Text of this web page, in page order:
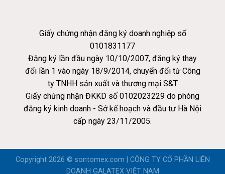
Giấy chứng nhận đăng ký doanh nghiệp số
0101831177
Đăng ký lần đầu ngày 10/10/2007, đăng ký thay
đổi lần 1 vào ngày 18/9/2014, chuyển đổi từ Công
ty TNHH sản xuất và thương mại S&T
Giấy chứng nhận ĐKKD số 0102023229 do phòng
đăng ký kinh doanh - Sở kế hoạch và đầu tư Hà Nội
cấp ngày 23/11/2005.
Copyright 2026 © sontomex.com | CÔNG TY CỔ PHẦN LIÊN
DOANH GALATEX VIỆT NAM